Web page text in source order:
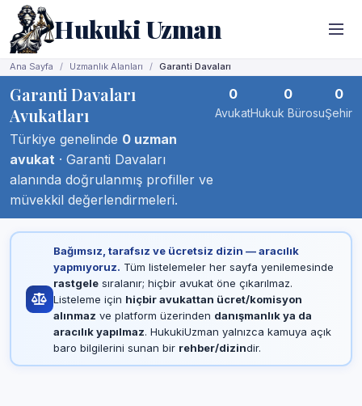
Hukuki Uzman
Ana Sayfa Uzmanlık Alanları Garanti Davaları
Garanti Davaları
Avukatları
Türkiye genelinde 0 uzman
avukat · Garanti Davaları
alanında doğrulanmış profiller ve
müvekkil değerlendirmeleri.
0
Avukat
0
Hukuk Bürosu
0
Şehir
Bağımsız, tarafsız ve ücretsiz dizin — aracılık
yapmıyoruz. Tüm listelemeler her sayfa yenilemesinde
rastgelesıralanır; hiçbir avukat öne çıkarılmaz.
Listeleme için hiçbir avukattan ücret/komisyon
alınmaz ve platform üzerinden danışmanlık ya da
aracılık yapılmaz. HukukiUzman yalnızca kamuya açık
baro bilgilerini sunan bir rehber/dizindir.